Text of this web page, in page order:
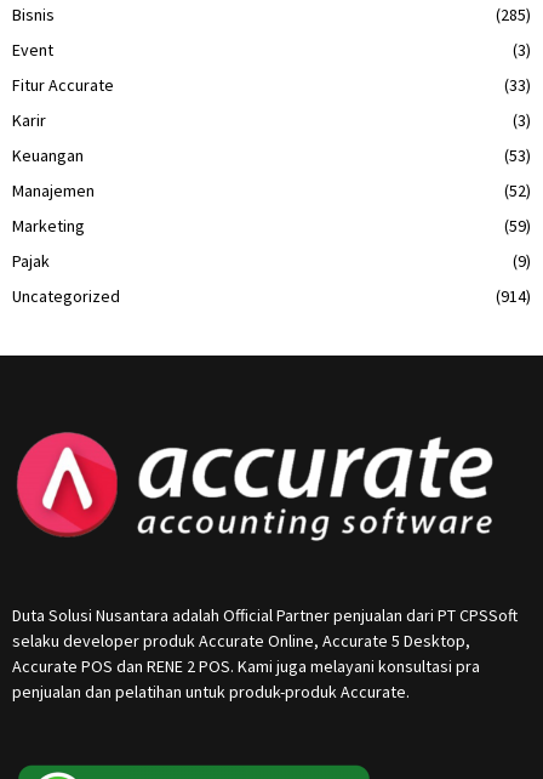
Bisnis
(285)
Event
(3)
Fitur Accurate
(33)
Karir
(3)
Keuangan
(53)
Manajemen
(52)
Marketing
(59)
Pajak
(9)
Uncategorized
(914)
Duta Solusi Nusantara adalah Official Partner penjualan dari PT CPSSoft
selaku developer produk Accurate Online, Accurate 5 Desktop,
Accurate POS dan RENE 2 POS. Kami juga melayani konsultasi pra
penjualan dan pelatihan untuk produk-produk Accurate.